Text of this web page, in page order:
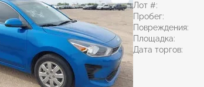
Лот #:
Пробег:
Повреждения:
Площадка:
Дата торгов: